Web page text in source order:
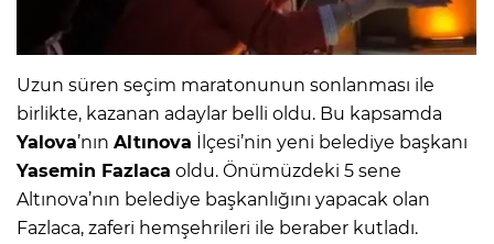
Uzun süren seçim maratonunun sonlanması ile
birlikte, kazanan adaylar belli oldu. Bu kapsamda
Yalova’nın Altınova İlçesi’nin yeni belediye başkanı
Yasemin Fazlaca oldu. Önümüzdeki 5 sene
Altınova’nın belediye başkanlığını yapacak olan
Fazlaca, zaferi hemşehrileri ile beraber kutladı.